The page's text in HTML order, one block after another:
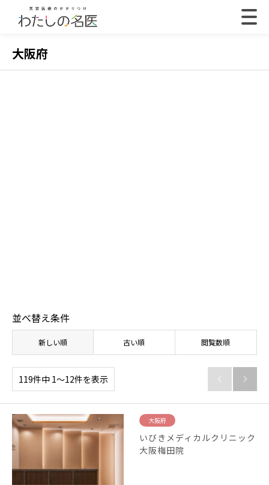
大阪府
並べ替え条件
新しい順 古い順 閲覧数順
119件中 1〜12件を表示  
大阪府
いびきメディカルクリニック
大阪梅田院